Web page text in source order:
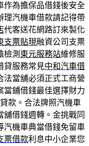
作為擔保品借錢後安全
理汽機車借款請記得帶
代客送花網路訂來製化
支票貼現融資公司支票
檢測 東元服務站維修服
貸服務常見中和汽車借
法當舖必須正式工商營
當鋪借錢最佳選擇財力
款。合法牌照汽機車
舖借錢週轉。金挑戰同
汽機車典當借錢免留車
票借款利息中小企業您